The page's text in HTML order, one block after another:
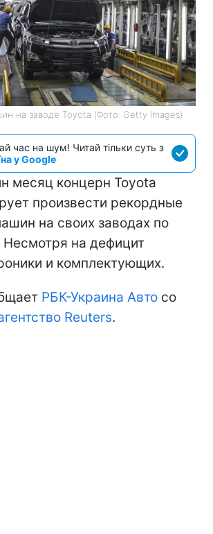
на заводе Toyota (Фото: Getty Images)
час на шум! Читай тільки суть з
у Google
месяц концерн Toyota
произвести рекордные
на своих заводах по
на дефицит
и комплектующих.
РБК-Украина Авто со
Reuters.